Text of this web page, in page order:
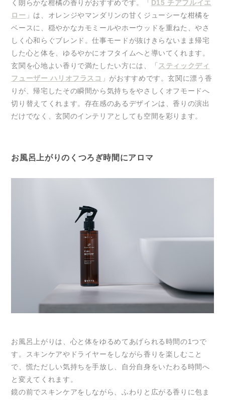
く朗らかな柑橘の香りがおすすめです。「 D15 チアフルイエ
ロー 」は、オレンジやマンダリンの甘くジューシーな柑橘を
ベースに、穏やかなカモミールやホーウッドを重ねた、やさ
しく心和らぐブレンド。仕事モードが抜けきらないまま帰宅
した心と体を、ゆるやかにオフタイムへと導いてくれます。
玄関を心地よい香りで満たしたい方には、「 スティックディ
フューザー ハリオフラスコ 」がおすすめです。玄関に漂う香
りが、帰宅したその瞬間から気持ちをやさしくオフモードへ
切り替えてくれます。存在感のあるデザインは、香りの演出
だけでなく、玄関のインテリアとしても空間を彩ります。
お風呂上がりのくつろぎ時間にアロマ
お風呂上がりは、心と体をゆるめてあげられる時間の1つで
す。スキンケアやドライヤーをしながら香りを楽しむこと
で、慌ただしい気持ちを手放し、自分自身をいたわる時間へ
と変えてくれます。
鏡の前でスキンケアをしながら、ふわりと広がる香りに包ま